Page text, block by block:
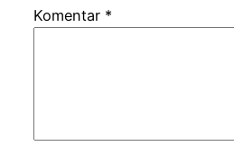
Komentar *